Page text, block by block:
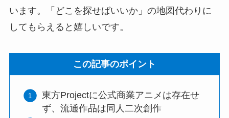
います。「どこを探せばいいか」の地図代わりに
してもらえると嬉しいです。
この記事のポイント
東方Projectに公式商業アニメは存在せ
ず、流通作品は同人二次創作